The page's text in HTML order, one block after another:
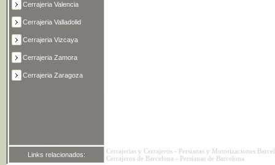
Cerrajeria Valencia
Cerrajeria Valladolid
Cerrajeria Vizcaya
Cerrajeria Zamora
Cerrajeria Zaragoza
Links relacionados: Cerrajerias y Cerrajeros - Persianas y Motorizaciones
Cerrajeros de Barcelona - Persianas de Barcelona